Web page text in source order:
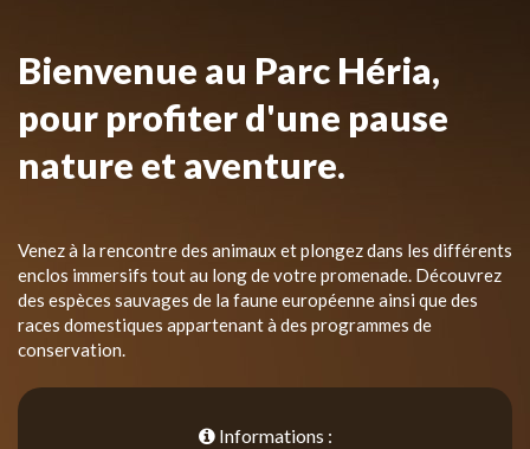
Bienvenue au Parc Héria,
pour profiter d'une pause
nature et aventure.
Venez à la rencontre des animaux et plongez dans les différents
enclos immersifs tout au long de votre promenade. Découvrez
des espèces sauvages de la faune européenne ainsi que des
races domestiques appartenant à des programmes de
conservation.
Informations :